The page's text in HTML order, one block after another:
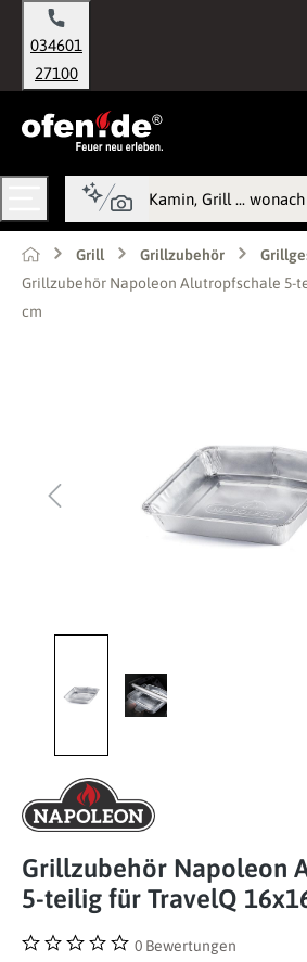
springen
034601
27100
Grill Grillzubehör
Grillzubehör Napoleon Alutropfschale 5-
cm
Grillzubehör Napoleon
5-teilig für TravelQ
0 Bewertungen